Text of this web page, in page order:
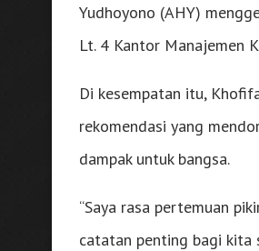
Yudhoyono (AHY)
Lt. 4 Kantor Manajemen
Di kesempatan itu,
rekomendasi yang
dampak untuk bangsa.
“Saya rasa pertemuan
catatan penting bagi kita